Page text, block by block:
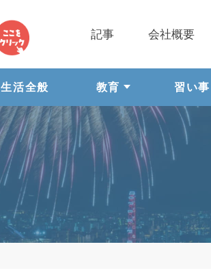
生活全般 教育 習い事
記事 会社概要